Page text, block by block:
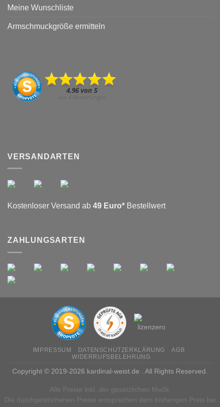
Meine Wunschliste
Armschmuckgröße ermitteln
VERSANDARTEN
Kostenloser Versand ab 49 Euro* Bestellwert
ZAHLUNGSARTEN
IMPRESSUM DATENSCHUTZERKLÄRUNG
AGB
WIDERRUFSBELEHRUNG
Copyright © 2019-2026 kardinal-weist.de . All Rights Reserved.
Alle Preise inkl. der gesetzlichen MwSt.
Die durchgestrichenen Preise entsprechen dem bisherigen Preis bei